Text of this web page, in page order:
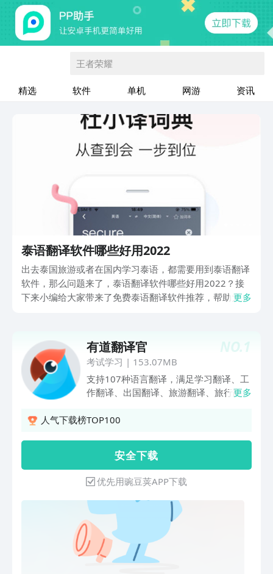
王者荣耀
精选 软件 单机 网游 资讯
泰语翻译软件哪些好用2022
出去泰国旅游或者在国内学习泰语，都需要用到泰语翻译
软件，那么问题来了，泰语翻译软件哪些好用2022？接
下来小编给大家带来了免费泰语翻译软件推荐，帮助大家
更多
NO.1
有道翻译官
考试学习 | 153.07MB
支持107种语言翻译，满足学习翻译、工
作翻译、出国翻译、旅游翻译、旅行翻译
翻译、实景AR翻译、在线翻译、离线翻
相比传统的机器翻译，翻译准确率显著提
升，翻译更准确。学英语用网易有道词
典，翻译就用有道翻译官。 【翻译功
能】 翻译语种：支持英语、日语、韩
语、法语、俄语、西班牙语等107种语言
翻译，覆盖186个国家，英语翻译、出国
翻译、旅行翻译、旅游购物都不用担心。
离线翻译：支持离线翻译功能的免费词典
翻译应用，出国旅游旅行没有网络也能正
更多
人气下载榜TOP100
安 全 下 载
优先用豌豆荚APP下载